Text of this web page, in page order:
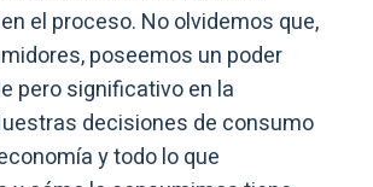
el proceso. No olvidemos que,
poseemos un poder
pero significativo en la
decisiones de consumo
y todo lo que